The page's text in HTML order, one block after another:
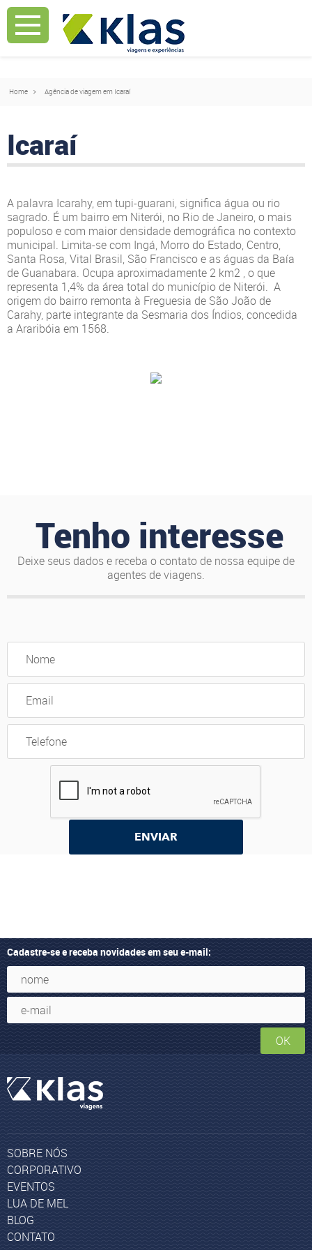
Mostrar Aviso
Home Agência de viagem em Icaraí
Icaraí
A palavra Icarahy, em tupi-guarani, significa água ou rio
sagrado. É um bairro em Niterói, no Rio de Janeiro, o mais
populoso e com maior densidade demográfica no contexto
municipal. Limita-se com Ingá, Morro do Estado, Centro,
Santa Rosa, Vital Brasil, São Francisco e as águas da Baía
de Guanabara. Ocupa aproximadamente 2 km2 , o que
representa 1,4% da área total do município de Niterói. A
origem do bairro remonta à Freguesia de São João de
Carahy, parte integrante da Sesmaria dos Índios, concedida
a Araribóia em 1568.
Tenho interesse
Deixe seus dados e receba o contato de nossa equipe de
agentes de viagens.
ENVIAR
Cadastre-se e receba novidades em seu e-mail:
OK
SOBRE NÓS
CORPORATIVO
EVENTOS
LUA DE MEL
BLOG
CONTATO